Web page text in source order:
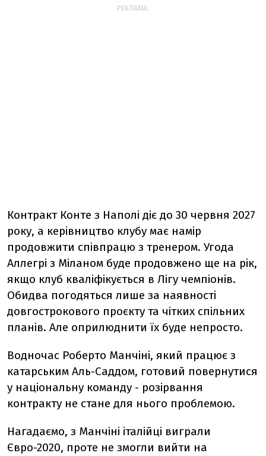
РЕКЛАМА:
Контракт Конте з Наполі діє до 30 червня 2027
року, а керівництво клубу має намір
продовжити співпрацю з тренером. Угода
Аллегрі з Міланом буде продовжено ще на рік,
якщо клуб кваліфікується в Лігу чемпіонів.
Обидва погодяться лише за наявності
довгострокового проєкту та чітких спільних
планів. Але оприлюднити їх буде непросто.
Водночас Роберто Манчіні, який працює з
катарським Аль-Саддом, готовий повернутися
у національну команду - розірвання
контракту не стане для нього проблемою.
Нагадаємо, з Манчіні італійці виграли
Євро-2020, проте не змогли вийти на